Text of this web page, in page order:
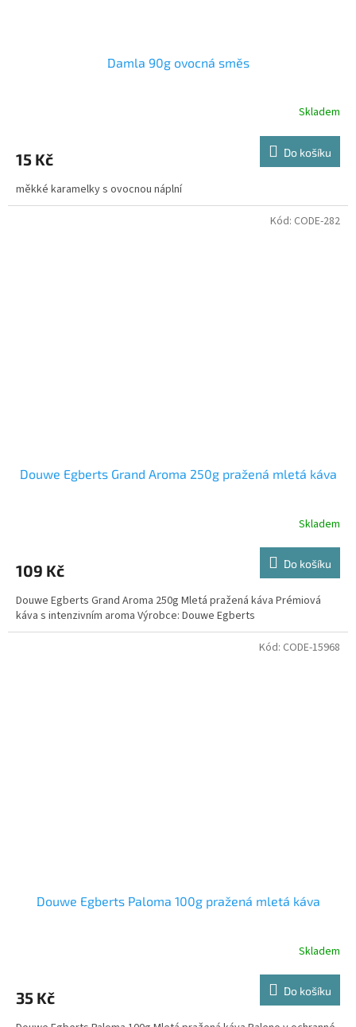
Damla 90g ovocná směs
Skladem
15 Kč Do košíku
měkké karamelky s ovocnou náplní
Douwe Egberts Grand Aroma 250g pražená mletá káva
Skladem
109 Kč Do košíku
Douwe Egberts Grand Aroma 250g Mletá pražená káva Prémiová
káva s intenzivním aroma Výrobce: Douwe Egberts
Kód: CODE-282
Douwe Egberts Paloma 100g pražená mletá káva
Skladem
35 Kč Do košíku
Kód: CODE-15968